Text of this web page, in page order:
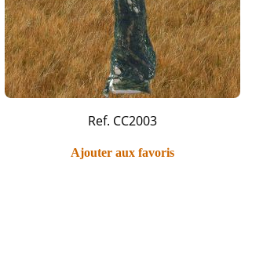
Ref. CC2003
Ajouter aux favoris